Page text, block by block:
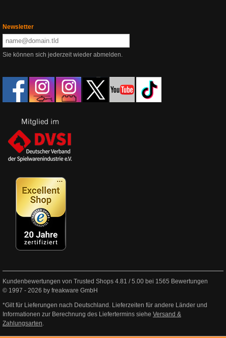
Newsletter
Sie können sich jederzeit wieder abmelden.
Kundenbewertungen von Trusted Shops 4.81 /5.00 bei 1565 Bewertungen
© 1997 - 2026 by freakware GmbH
*Gilt für Lieferungen nach Deutschland. Lieferzeiten für andere Länder und
Informationen zur Berechnung des Liefertermins siehe Versand &
Zahlungsarten